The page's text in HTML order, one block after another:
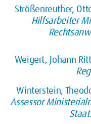
Strößenreuther,
Hilfsarbeiter
Weigert, Johann
Winterstein,
Assessor